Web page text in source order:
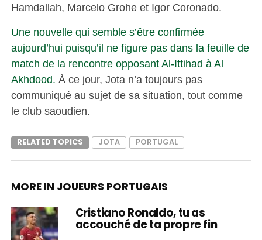
Hamdallah, Marcelo Grohe et Igor Coronado.
Une nouvelle qui semble s’être confirmée
aujourd’hui puisqu’il ne figure pas dans la feuille de
match de la rencontre opposant Al-Ittihad à Al
Akhdood. À ce jour, Jota n’a toujours pas
communiqué au sujet de sa situation, tout comme
le club saoudien.
RELATED TOPICS JOTA PORTUGAL
MORE IN JOUEURS PORTUGAIS
Cristiano Ronaldo, tu as
accouché de ta propre fin